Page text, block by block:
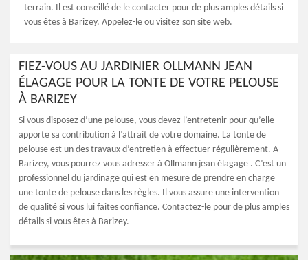
terrain. Il est conseillé de le contacter pour de plus amples détails si
vous êtes à Barizey. Appelez-le ou visitez son site web.
FIEZ-VOUS AU JARDINIER OLLMANN JEAN
ÉLAGAGE POUR LA TONTE DE VOTRE PELOUSE
À BARIZEY
Si vous disposez d’une pelouse, vous devez l’entretenir pour qu’elle
apporte sa contribution à l’attrait de votre domaine. La tonte de
pelouse est un des travaux d’entretien à effectuer régulièrement. A
Barizey, vous pourrez vous adresser à Ollmann jean élagage . C’est un
professionnel du jardinage qui est en mesure de prendre en charge
une tonte de pelouse dans les règles. Il vous assure une intervention
de qualité si vous lui faites confiance. Contactez-le pour de plus amples
détails si vous êtes à Barizey.